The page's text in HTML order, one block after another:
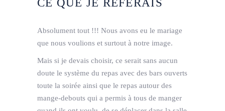
CE QUE JE REFERAIS
Absolument tout !!! Nous avons eu le mariage
que nous voulions et surtout à notre image.
Mais si je devais choisir, ce serait sans aucun
doute le système du repas avec des bars ouverts
toute la soirée ainsi que le repas autour des
mange-debouts qui a permis à tous de manger